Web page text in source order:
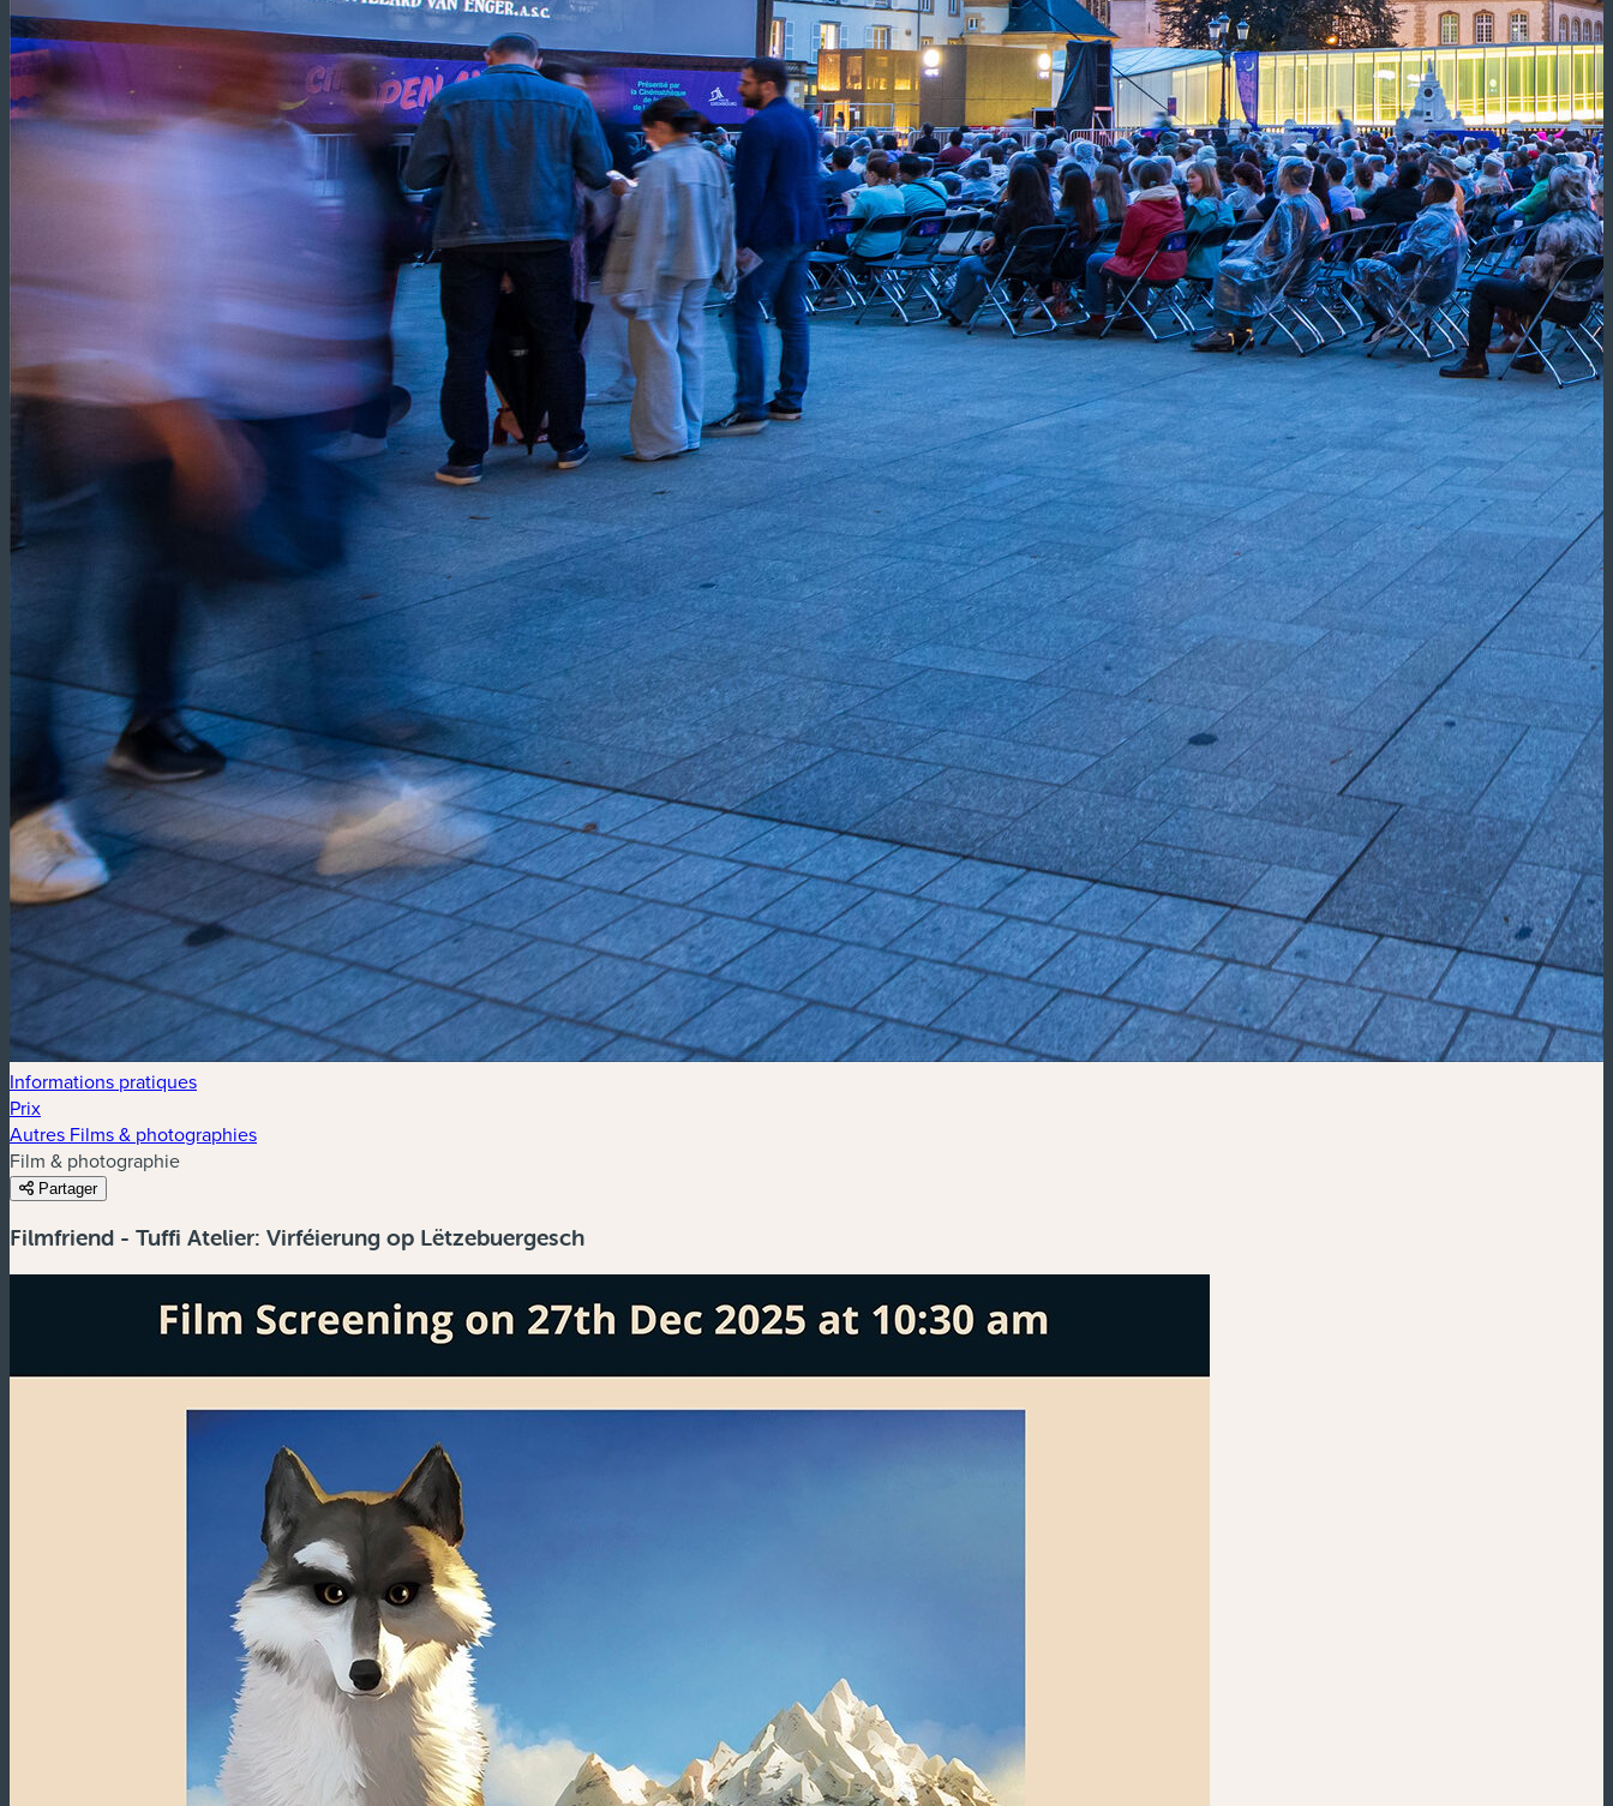
Informations pratiques
Prix
Autres Films & photographies
Film & photographie
Partager
Filmfriend - Tuffi Atelier: Virféierung op Lëtzebuergesch